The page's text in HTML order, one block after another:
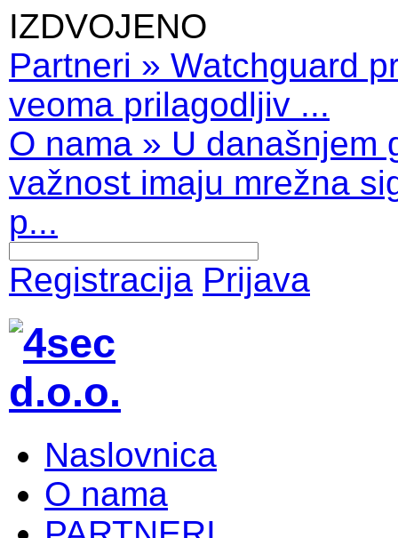
IZDVOJENO
Partneri » Watchguard
veoma prilagodljiv ...
O nama » U današnjem
važnost imaju mrežna
p...
Registracija Prijava
Naslovnica
O nama